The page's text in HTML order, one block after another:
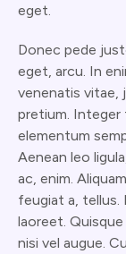
eget.
Donec pede
eget, arcu. In
venenatis vitae,
pretium. Integer
elementum
Aenean leo
ac, enim.
feugiat a, tellus.
laoreet.
nisi vel augue.